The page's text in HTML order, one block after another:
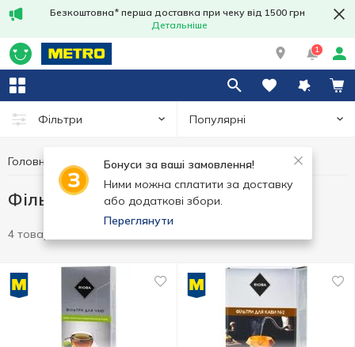
Безкоштовна* перша доставка при чеку від 1500 грн
Детальніше
1
Фільтри Популярні
Бонуси за ваші замовлення!
Ними можна сплатити за доставку
або додаткові збори.
Переглянути
Головна Гарячі напої Фільтри для чаю та кави
Фільтри для чаю та кави
4 товари